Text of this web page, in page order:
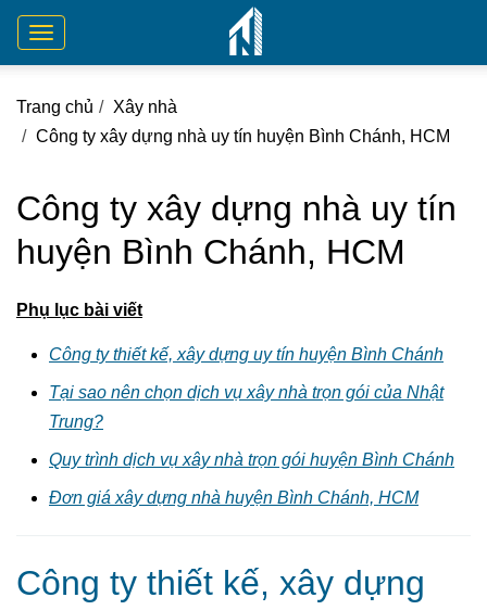
Toggle
navigation
Trang chủ
Xây nhà
Công ty xây dựng nhà uy tín huyện Bình Chánh, HCM
Công ty xây dựng nhà uy tín
huyện Bình Chánh, HCM
Phụ lục bài viết
Công ty thiết kế, xây dựng uy tín huyện Bình Chánh
Tại sao nên chọn dịch vụ xây nhà trọn gói của Nhật
Trung?
Quy trình dịch vụ xây nhà trọn gói huyện Bình Chánh
Đơn giá xây dựng nhà huyện Bình Chánh, HCM
Công ty thiết kế, xây dựng